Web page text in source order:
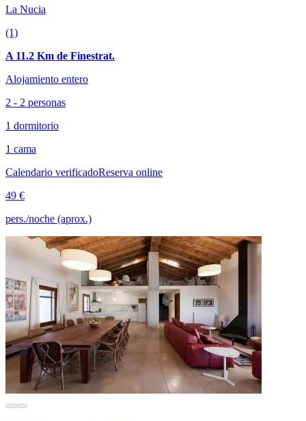
La Nucia
(1)
A 11.2 Km de Finestrat.
Alojamiento entero
2 - 2 personas
1 dormitorio
1 cama
Calendario verificadoReserva online
49 €
pers./noche (aprox.)